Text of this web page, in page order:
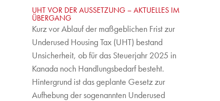
UHT VOR DER AUSSETZUNG – AKTUELLES IM
ÜBERGANG
Kurz vor Ablauf der maßgeblichen Frist zur
Underused Housing Tax (UHT) bestand
Unsicherheit, ob für das Steuerjahr 2025 in
Kanada noch Handlungsbedarf besteht.
Hintergrund ist das geplante Gesetz zur
Aufhebung der sogenannten Underused